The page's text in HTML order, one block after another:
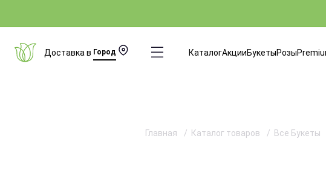
Доставка в Город КаталогАкцииБукетыРозы
Главная Каталог товаров Все Букеты